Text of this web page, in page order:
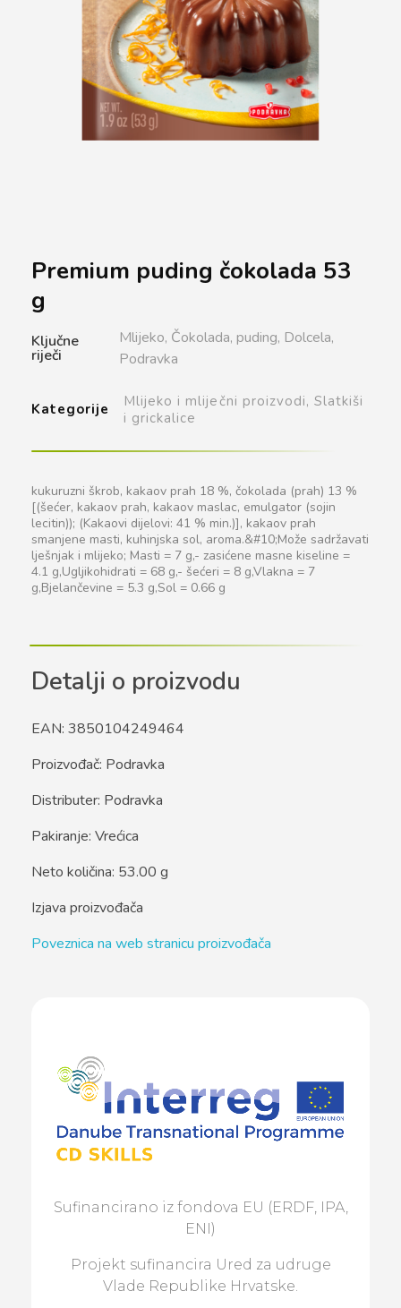
Premium puding čokolada 53
g
kukuruzni škrob, kakaov prah 18 %, čokolada (prah) 13 %
[(šećer, kakaov prah, kakaov maslac, emulgator (sojin
lecitin)); (Kakaovi dijelovi: 41 % min.)], kakaov prah
smanjene masti, kuhinjska sol, aroma.&#10;Može sadržavati
lješnjak i mlijeko; Masti = 7 g,- zasićene masne kiseline =
4.1 g,Ugljikohidrati = 68 g,- šećeri = 8 g,Vlakna = 7
g,Bjelančevine = 5.3 g,Sol = 0.66 g
Ključne
riječi
Mlijeko, Čokolada, puding, Dolcela,
Podravka
Kategorije Mlijeko i mliječni proizvodi, Slatkiši
i grickalice
Detalji o proizvodu
EAN: 3850104249464
Proizvođač: Podravka
Distributer: Podravka
Pakiranje: Vrećica
Neto količina: 53.00 g
Izjava proizvođača
Poveznica na web stranicu proizvođača
Sufinancirano iz fondova EU (ERDF, IPA,
ENI)
Projekt sufinancira Ured za udruge
Vlade Republike Hrvatske.